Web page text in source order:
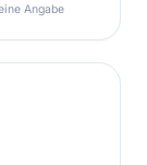
Angabe